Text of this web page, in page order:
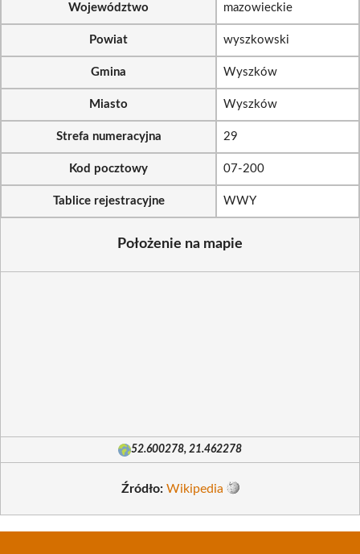
Województwo mazowieckie
Powiat wyszkowski
Gmina Wyszków
Miasto Wyszków
Strefa numeracyjna 29
Kod pocztowy 07-200
Tablice rejestracyjne WWY
Położenie na mapie
52.600278, 21.462278
Źródło: Wikipedia